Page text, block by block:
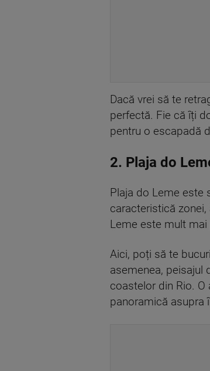
Dacă vrei să te
perfectă. Fie că îți
pentru o escapadă
2. Plaja do
Plaja do Leme este
caracteristică
Leme este mult mai
Aici, poți să te
asemenea, peisajul
coastelor din Rio.
panoramică asupra